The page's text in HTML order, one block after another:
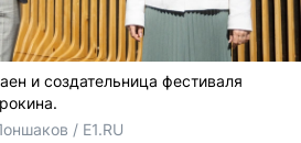
и создательница фестиваля
/ E1.RU